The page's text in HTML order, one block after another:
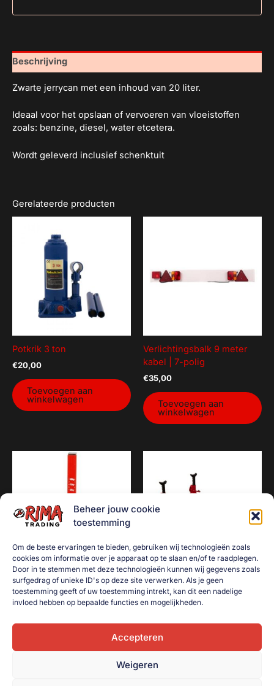
Beheer jouw cookie
toestemming
Om de beste ervaringen te bieden, gebruiken wij technologieën zoals
cookies om informatie over je apparaat op te slaan en/of te raadplegen.
Door in te stemmen met deze technologieën kunnen wij gegevens zoals
surfgedrag of unieke ID's op deze site verwerken. Als je geen
toestemming geeft of uw toestemming intrekt, kan dit een nadelige
invloed hebben op bepaalde functies en mogelijkheden.
Accepteren
Weigeren
Beschrijving
Zwarte jerrycan met een inhoud van 20 liter.
Ideaal voor het opslaan of vervoeren van vloeistoffen
zoals: benzine, diesel, water etcetera.
Wordt geleverd inclusief schenktuit
Gerelateerde producten
Potkrik 3 ton
€20,00
Toevoegen aan
winkelwagen
Verlichtingsbalk 9 meter
kabel | 7-polig
€35,00
Toevoegen aan
winkelwagen
Kogeldrukmeter
€9,00
Toevoegen aan
Complete set: Ligkar + krik
2ton + as steunen set
Toevoegen aan